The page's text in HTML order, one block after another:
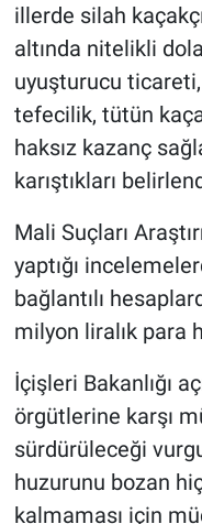
illerde silah
altında nitelikli
uyuşturucu ticareti,
tefecilik, tütün
haksız kazanç
karıştıkları
Mali Suçları
yaptığı
bağlantılı
milyon liralık para
İçişleri Bakanlığı
örgütlerine karşı
sürdürüleceği
huzurunu bozan
kalmaması için